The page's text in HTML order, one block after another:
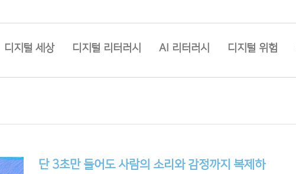
디지털 세상 디지털 리터러시 AI 리터러시 디지털 위험
단 3초만 들어도 사람의 소리와 감정까지 복제하